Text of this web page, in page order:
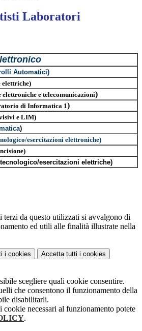
Laboratori
Automatici)
elettriche)
elettroniche e telecomunicazioni)
di Informatica 1)
e LIM)
)
esercitazioni elettroniche)
esercitazioni elettriche)
terzi da questo utilizzati si avvalgono di
ed utili alle finalità illustrate nella
i cookies Accetta tutti i cookies
scegliere quali cookie consentire.
che consentono il funzionamento della
disabilitarli.
cookie necessari al funzionamento potete
.